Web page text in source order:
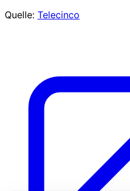
Quelle: Telecinco